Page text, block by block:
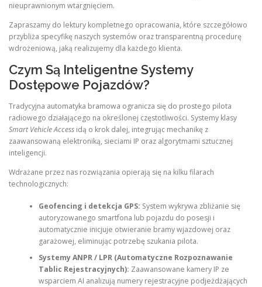
nieuprawnionym wtargnięciem.
Zapraszamy do lektury kompletnego opracowania, które szczegółowo
przybliża specyfikę naszych systemów oraz transparentną procedurę
wdrożeniową, jaką realizujemy dla każdego klienta.
Czym Są Inteligentne Systemy
Dostępowe Pojazdów?
Tradycyjna automatyka bramowa ogranicza się do prostego pilota
radiowego działającego na określonej częstotliwości. Systemy klasy
Smart Vehicle Access idą o krok dalej, integrując mechanikę z
zaawansowaną elektroniką, sieciami IP oraz algorytmami sztucznej
inteligencji.
Wdrażane przez nas rozwiązania opierają się na kilku filarach
technologicznych:
Geofencing i detekcja GPS: System wykrywa zbliżanie się
autoryzowanego smartfona lub pojazdu do posesji i
automatycznie inicjuje otwieranie bramy wjazdowej oraz
garażowej, eliminując potrzebę szukania pilota.
Systemy ANPR / LPR (Automatyczne Rozpoznawanie
Tablic Rejestracyjnych): Zaawansowane kamery IP ze
wsparciem AI analizują numery rejestracyjne podjeżdżających